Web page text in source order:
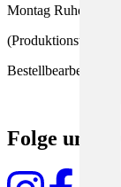
Montag Ruhetag
(Produktionstag und
Bestellbearbeitung)
Folge uns